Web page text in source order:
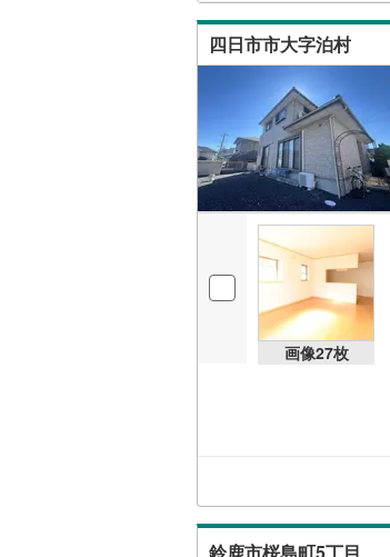
四日市市大字泊村
画像27枚
鈴鹿市桜島町5丁目